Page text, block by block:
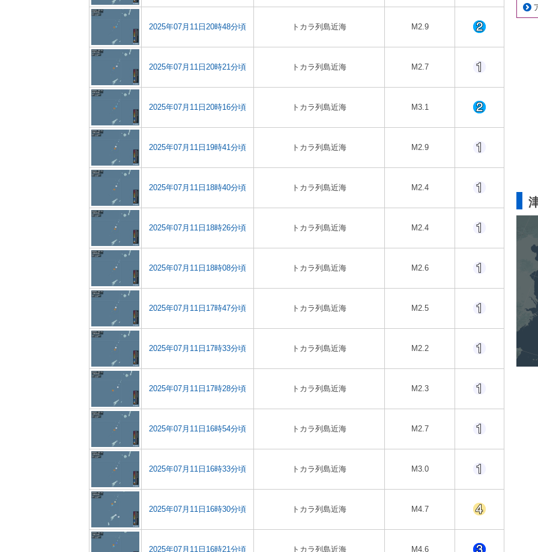
2025年07月11日20時48分頃 トカラ列島近海 M2.9
2025年07月11日20時21分頃 トカラ列島近海 M2.7
2025年07月11日20時16分頃 トカラ列島近海 M3.1
2025年07月11日19時41分頃 トカラ列島近海 M2.9
2025年07月11日18時40分頃 トカラ列島近海 M2.4
2025年07月11日18時26分頃 トカラ列島近海 M2.4
2025年07月11日18時08分頃 トカラ列島近海 M2.6
2025年07月11日17時47分頃 トカラ列島近海 M2.5
2025年07月11日17時33分頃 トカラ列島近海 M2.2
2025年07月11日17時28分頃 トカラ列島近海 M2.3
2025年07月11日16時54分頃 トカラ列島近海 M2.7
2025年07月11日16時33分頃 トカラ列島近海 M3.0
2025年07月11日16時30分頃 トカラ列島近海 M4.7
2025年07月11日16時21分頃 トカラ列島近海 M4.6